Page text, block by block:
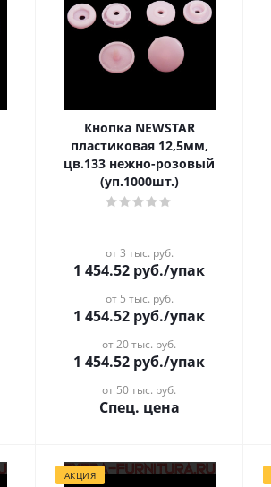
Кнопка NEWSTAR
пластиковая 12,5мм,
цв.133 нежно-розовый
(уп.1000шт.)
от 3 тыс. руб.
1 454.52 руб./упак
от 5 тыс. руб.
1 454.52 руб./упак
от 20 тыс. руб.
1 454.52 руб./упак
от 50 тыс. руб.
Спец. цена
АКЦИЯ